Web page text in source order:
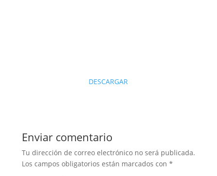
DESCARGAR
Enviar comentario
Tu dirección de correo electrónico no será publicada.
Los campos obligatorios están marcados con *